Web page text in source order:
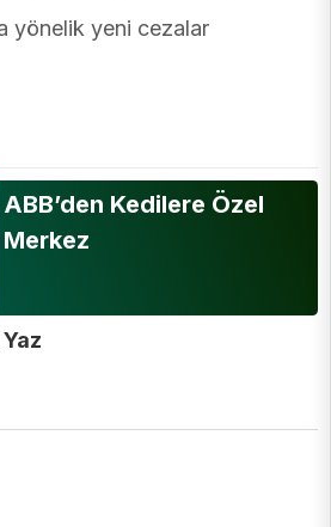
yönelik yeni cezalar
ABB’den Kedilere Özel
Merkez